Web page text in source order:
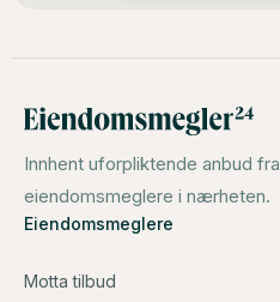
Innhent uforpliktende anbud fra
eiendomsmeglere i nærheten.
Eiendomsmeglere
Motta tilbud